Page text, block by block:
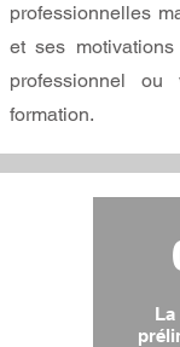
professionnelles
et ses
professionnel
formation.
La